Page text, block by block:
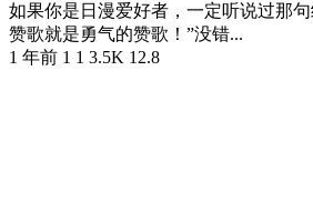
如果你是日漫爱好者，一定听说过那
赞歌就是勇气的赞歌！”没错...
1 年前 1 1 3.5K 12.8